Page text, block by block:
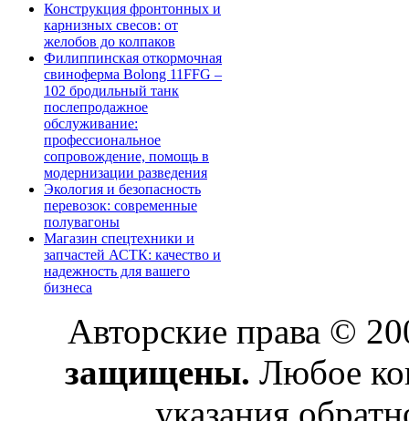
Конструкция фронтонных и
карнизных свесов: от
желобов до колпаков
Филиппинская откормочная
свиноферма Bolong 11FFG –
102 бродильный танк
послепродажное
обслуживание:
профессиональное
сопровождение, помощь в
модернизации разведения
Экология и безопасность
перевозок: современные
полувагоны
Магазин спецтехники и
запчастей АСТК: качество и
надежность для вашего
бизнеса
Авторские права ©
защищены. Любое